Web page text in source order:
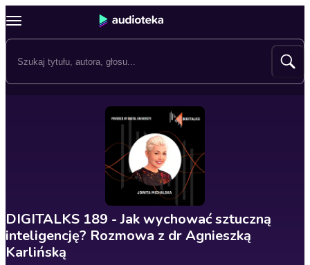
DIGITALKS 189 - Jak wychować sztuczną
inteligencję? Rozmowa z dr Agnieszką
Karlińską